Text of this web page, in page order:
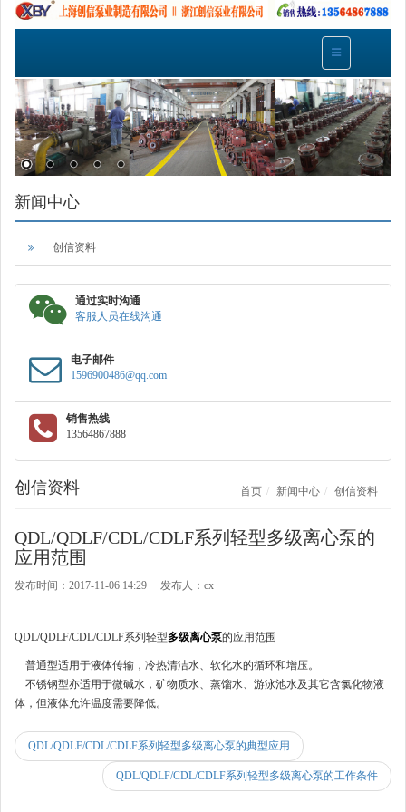
新闻中心
创信资料
通过实时沟通
客服人员在线沟通
电子邮件
1596900486@qq.com
销售热线
13564867888
创信资料 首页 新闻中心 创信资料
QDL/QDLF/CDL/CDLF系列轻型多级离心泵的
应用范围
发布时间：2017-11-06 14:29 发布人：cx
QDL/QDLF/CDL/CDLF系列轻型多级离心泵的应用范围
普通型适用于液体传输，冷热清洁水、软化水的循环和增压。
不锈钢型亦适用于微碱水，矿物质水、蒸馏水、游泳池水及其它含氯化物液
体，但液体允许温度需要降低。
QDL/QDLF/CDL/CDLF系列轻型多级离心泵的典型应用
QDL/QDLF/CDL/CDLF系列轻型多级离心泵的工作条件